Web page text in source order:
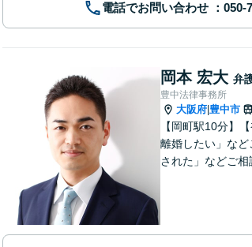
電話でお問い合わせ
岡本 宏大 弁
豊中法律事務所
大阪府 豊中市
【岡町駅10分】
離婚したい」な
された」などご